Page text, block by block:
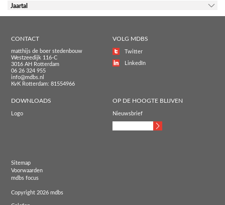
Jaartal
CONTACT
matthijs de boer stedenbouw
Westzeedijk 116-C
3016 AH Rotterdam
06 26 324 955
info@mdbs.nl
KvK Rotterdam: 81554966
VOLG MDBS
Twitter
LinkedIn
DOWNLOADS
Logo
OP DE HOOGTE BLIJVEN
Nieuwsbrief
Sitemap
Voorwaarden
mdbs focus
Copyright 2026 mdbs